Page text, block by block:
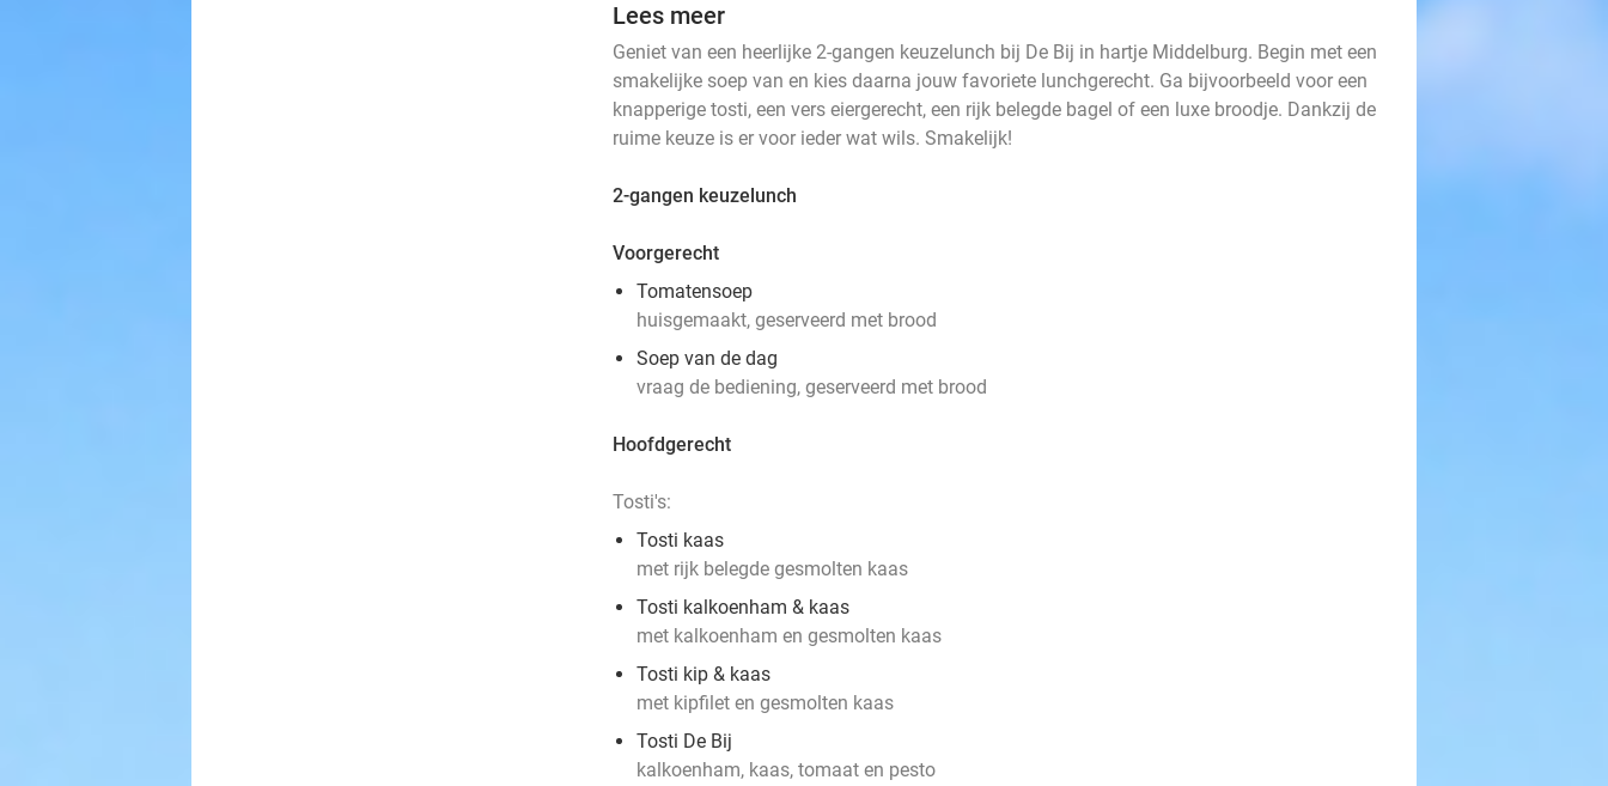
Lees meer
Geniet van een heerlijke 2-gangen keuzelunch bij De Bij in hartje Middelburg. Begin met een
smakelijke soep van en kies daarna jouw favoriete lunchgerecht. Ga bijvoorbeeld voor een
knapperige tosti, een vers eiergerecht, een rijk belegde bagel of een luxe broodje. Dankzij de
ruime keuze is er voor ieder wat wils. Smakelijk!
2-gangen keuzelunch
Voorgerecht
Tomatensoep
huisgemaakt, geserveerd met brood
Soep van de dag
vraag de bediening, geserveerd met brood
Hoofdgerecht
Tosti's:
Tosti kaas
met rijk belegde gesmolten kaas
Tosti kalkoenham & kaas
met kalkoenham en gesmolten kaas
Tosti kip & kaas
met kipfilet en gesmolten kaas
Tosti De Bij
kalkoenham, kaas, tomaat en pesto